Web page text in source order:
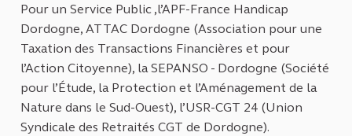
Pour un Service Public ,l’APF-France Handicap
Dordogne, ATTAC Dordogne (Association pour une
Taxation des Transactions Financières et pour
l’Action Citoyenne), la SEPANSO - Dordogne (Société
pour l’Étude, la Protection et l’Aménagement de la
Nature dans le Sud-Ouest), l’USR-CGT 24 (Union
Syndicale des Retraités CGT de Dordogne).